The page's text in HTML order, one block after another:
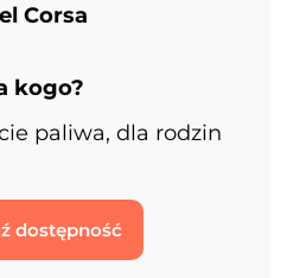
Corsa
kogo?
paliwa, dla rodzin
dostępność